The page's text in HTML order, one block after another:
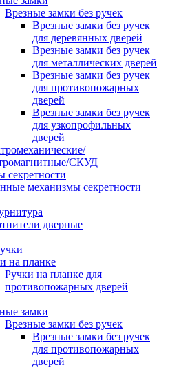
Врезные замки без ручек
Врезные замки без ручек
для деревянных дверей
Врезные замки без ручек
для металлических дверей
Врезные замки без ручек
для противопожарных
дверей
Врезные замки без ручек
для узкопрофильных
дверей
СКУД
секретности
механизмы секретности
дверные
на планке
Ручки на планке для
противопожарных дверей
замки
Врезные замки без ручек
Врезные замки без ручек
для противопожарных
дверей